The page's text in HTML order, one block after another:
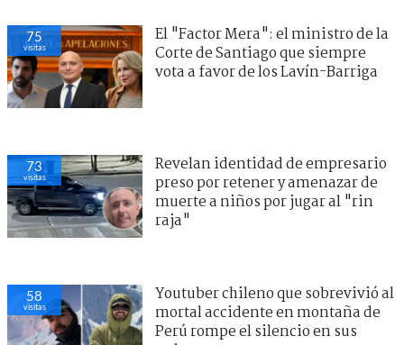
75
visitas
El "Factor Mera": el ministro de la
Corte de Santiago que siempre
vota a favor de los Lavín-Barriga
73
visitas
Revelan identidad de empresario
preso por retener y amenazar de
muerte a niños por jugar al "rin
raja"
58
visitas
Youtuber chileno que sobrevivió al
mortal accidente en montaña de
Perú rompe el silencio en sus